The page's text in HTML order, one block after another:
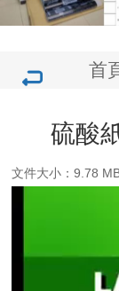
首
硫酸
文件大小：9.78